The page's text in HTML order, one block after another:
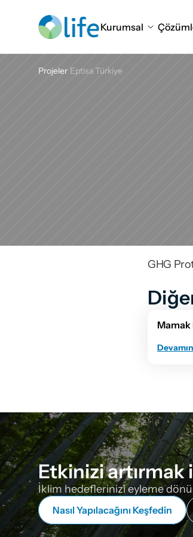
Kurumsal
Projeler Eptisa Türkiye
GHG
Mamak
Etkinizi artırmak
İklim hedeflerinizi eyleme
Nasıl Yapılacağını Keşfedin